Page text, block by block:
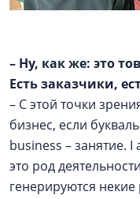
– Ну, как же: это
Есть заказчики,
– С этой точки
бизнес, если
business – занятие. I
это род
генерируются